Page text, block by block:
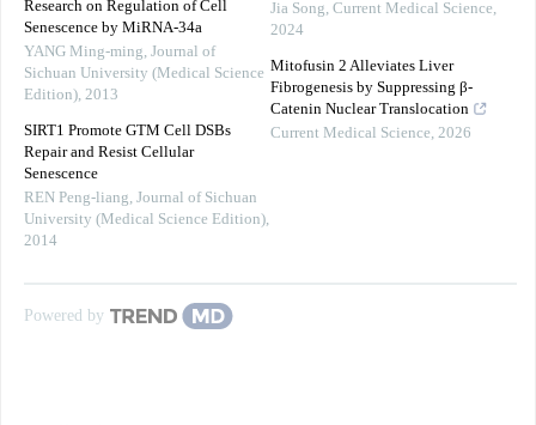
Research on Regulation of Cell
Senescence by MiRNA-34a
YANG Ming-ming, Journal of
Sichuan University (Medical Science
Edition), 2013
SIRT1 Promote GTM Cell DSBs
Repair and Resist Cellular
Senescence
REN Peng-liang, Journal of Sichuan
University (Medical Science Edition),
2014
Jia Song, Current Medical Science,
2024
Mitofusin 2 Alleviates Liver
Fibrogenesis by Suppressing β-
Catenin Nuclear Translocation
Current Medical Science, 2026
Powered by